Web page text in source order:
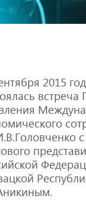
2015
встреча